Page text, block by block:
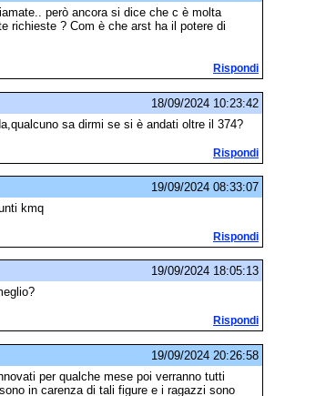
però ancora si dice che c è molta
richieste ? Com è che arst ha il potere di
Rispondi
18/09/2024 10:23:42
sa dirmi se si è andati oltre il 374?
Rispondi
19/09/2024 08:33:07
kmq
Rispondi
19/09/2024 18:05:13
Rispondi
19/09/2024 20:26:58
per qualche mese poi verranno tutti
in carenza di tali figure e i ragazzi sono